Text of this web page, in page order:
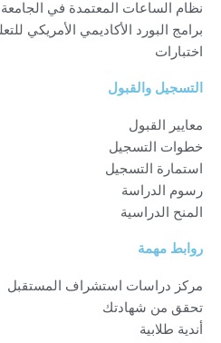
نظام الساعات المعتمدة في الجامعة
برامج البورد الأكاديمي الأمريكي
اختبارات
التسجيل والقبول
معايير القبول
خطوات التسجيل
استمارة التسجيل
رسوم الدراسة
المنح الدراسية
روابط مهمة
مركز دراسات استشراف المستقبل
تحقق من شهادتك
أندية طلابية